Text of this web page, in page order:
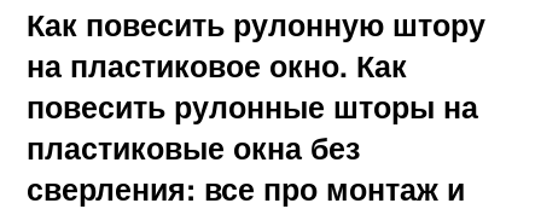
Как повесить рулонную штору
на пластиковое окно. Как
повесить рулонные шторы на
пластиковые окна без
сверления: все про монтаж и